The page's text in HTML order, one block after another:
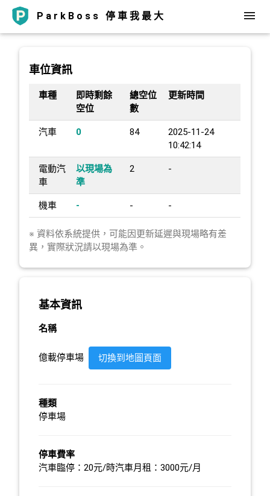
ParkBoss 停車我最大
車位資訊
車種
即時剩餘
空位
總空位
數
更新時間
汽車 0 84
2025-11-24
10:42:14
電動汽
車
以現場為
準
2 -
機車 - - -
※ 資料依系統提供，可能因更新延遲與現場略有差
異，實際狀況請以現場為準。
基本資訊
名稱
億載停車場 切換到地圖頁面
種類
停車場
停車費率
汽車臨停：20元/時汽車月租：3000元/月